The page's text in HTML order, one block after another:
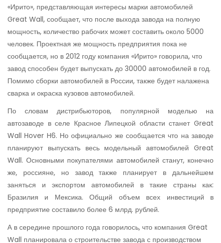
«Ирито», представляющая интересы марки автомобилей
Great Wall, сообщает, что после выхода завода на полную
мощность, количество рабочих может составить около 5000
человек. Проектная же мощность предприятия пока не
сообщается, но в 2012 году компания «Ирито» говорила, что
завод способен будет выпускать до 30000 автомобилей в год.
Помимо сборки автомобилей в России, также будет налажена
сварка и окраска кузовов автомобилей.
По словам дистрибьюторов, популярной моделью на
автозаводе в селе Красное Липецкой области станет Great
Wall Hover H6. Но официально же сообщается что на заводе
планируют выпускать весь модельный автомобилей Great
Wall. Основными покупателями автомобилей станут, конечно
же, россияне, но завод также планирует в дальнейшем
заняться и экспортом автомобилей в такие страны как:
Бразилия и Мексика. Общий объем всех инвестиций в
предприятие составило более 6 млрд. рублей.
А в середине прошлого года говорилось, что компания Great
Wall планировала о строительстве завода с производством